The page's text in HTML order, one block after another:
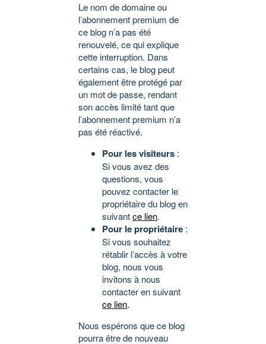
Le nom de domaine ou
l’abonnement premium de
ce blog n’a pas été
renouvelé, ce qui explique
cette interruption. Dans
certains cas, le blog peut
également être protégé par
un mot de passe, rendant
son accès limité tant que
l’abonnement premium n’a
pas été réactivé.
Pour les visiteurs :
Si vous avez des
questions, vous
pouvez contacter le
propriétaire du blog en
suivantce lien.
Pour le propriétaire :
Si vous souhaitez
rétablir l’accès à votre
blog, nous vous
invitons à nous
contacter en suivant
ce lien.
Nous espérons que ce blog
pourra être de nouveau